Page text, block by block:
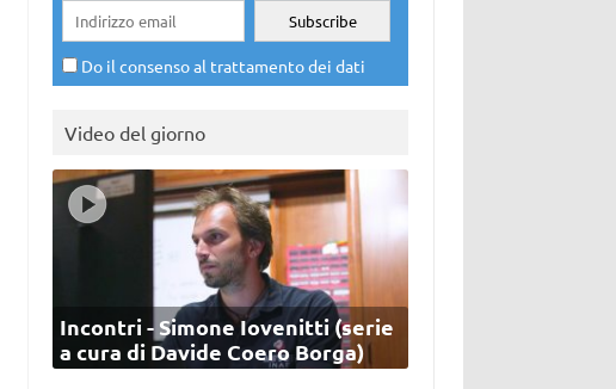
Do il consenso al trattamento dei dati
Video del giorno
Incontri - Simone Iovenitti (serie
a cura di Davide Coero Borga)